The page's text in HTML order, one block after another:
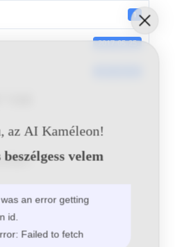
1
2017-05-25
az AI Kaméleon!
velem
an error getting
id.
Failed to fetch